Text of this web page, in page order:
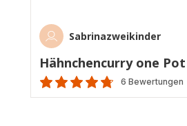
Sabrinazweikinder
Hähnchencurry one Pot
ratings.4.7
6 Bewertungen